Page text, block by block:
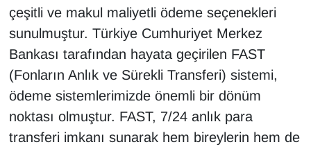
çeşitli ve makul maliyetli ödeme seçenekleri
sunulmuştur. Türkiye Cumhuriyet Merkez
Bankası tarafından hayata geçirilen FAST
(Fonların Anlık ve Sürekli Transferi) sistemi,
ödeme sistemlerimizde önemli bir dönüm
noktası olmuştur. FAST, 7/24 anlık para
transferi imkanı sunarak hem bireylerin hem de